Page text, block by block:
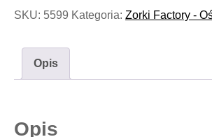
#866
SKU: 5599 Kategoria: Zorki Factory -
Opis
Opis